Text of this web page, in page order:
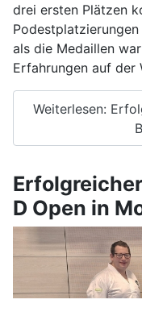
drei ersten Plätzen
als die Medaillen
Erfahrungen auf der
Weiterlesen:
D Open in